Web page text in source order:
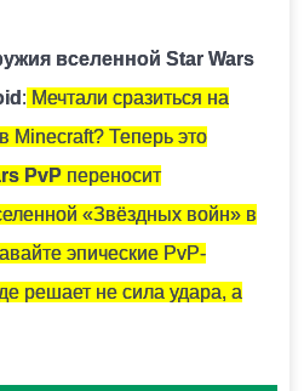
вселенной Star Wars
: Мечтали сразиться на
Minecraft? Теперь это
PvPпереносит
«Звёздных войн» в
эпические PvP-
решает не сила удара, а
модификации могут
и вызывать ошибки.
файл мода и запустить его.
автоматически.
МОДИФИКАЦИЮ В